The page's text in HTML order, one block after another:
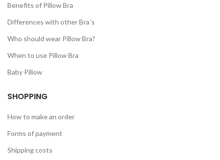
Benefits of Pillow Bra
Differences with other Bra´s
Who should wear Pillow Bra?
When to use Pillow Bra
Baby Pillow
SHOPPING
How to make an order
Forms of payment
Shipping costs